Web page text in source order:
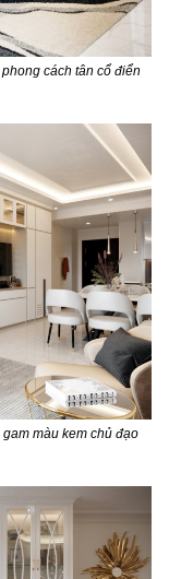
cách tân cổ điển
màu kem chủ đạo